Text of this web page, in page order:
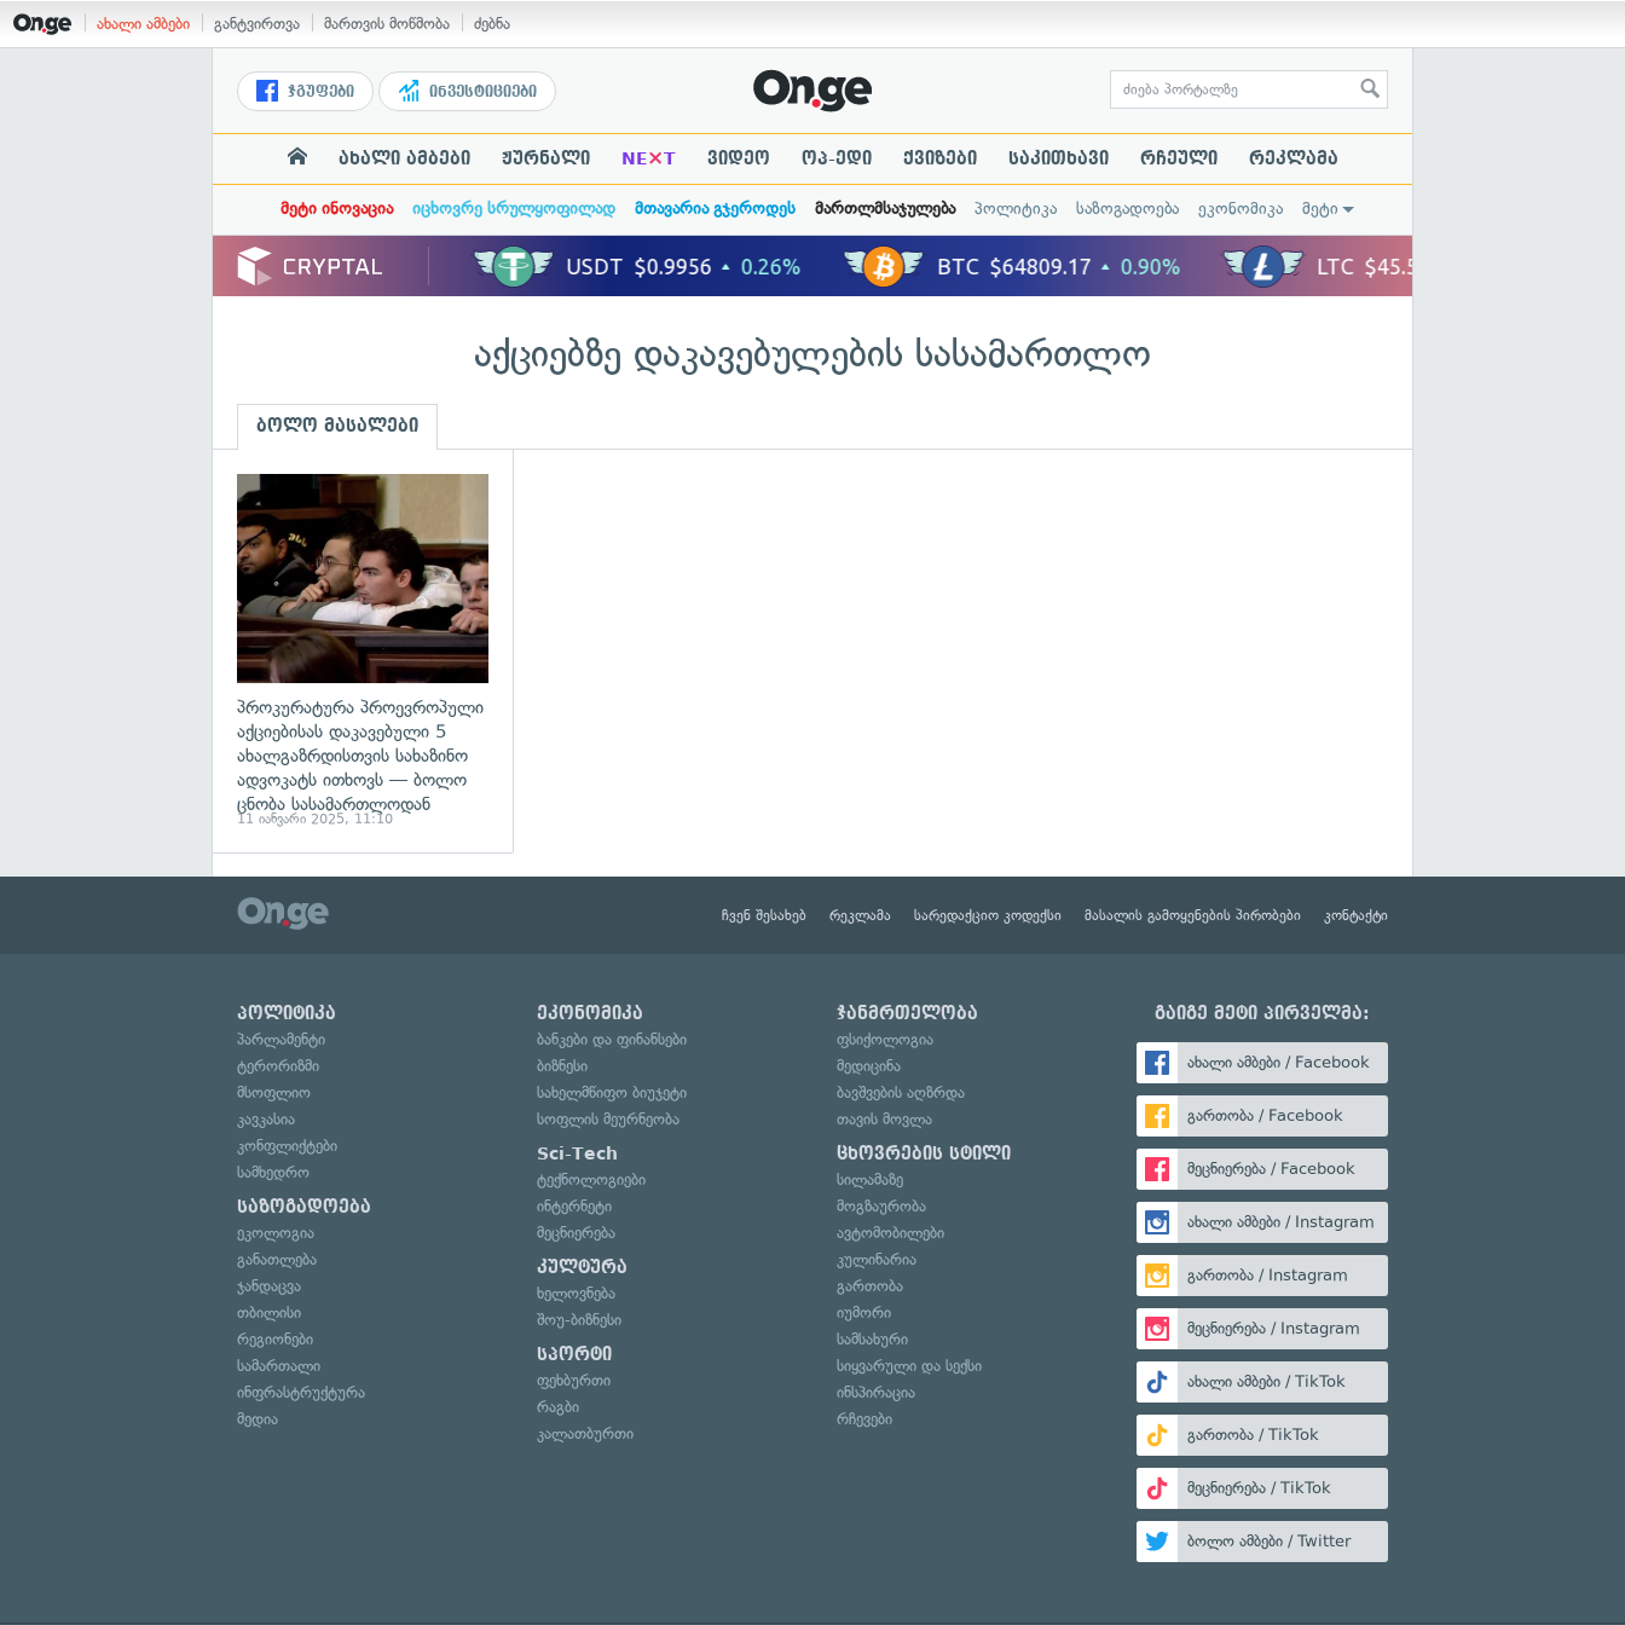
ახალი ამბები განტვირთვა მართვის მოწმობა ძებნა
ჯგუფები ინვესტიციები
ახალი ამბები ჟურნალი NE×T ვიდეო ოპ-ედი ქვიზები საკითხავი რჩეული რეკლამა
მეტი ინოვაცია იცხოვრე სრულყოფილად მთავარია გჯეროდეს მართლმსაჯულება პოლიტიკა საზოგადოება ეკონომიკა მეტი
აქციებზე დაკავებულების სასამართლო
ბოლო მასალები
პროკურატურა პროევროპული
აქციებისას დაკავებული 5
ახალგაზრდისთვის სახაზინო
ადვოკატს ითხოვს — ბოლო
ცნობა სასამართლოდან
11 იანვარი 2025, 11:10
ჩვენ შესახებ რეკლამა სარედაქციო კოდექსი მასალის გამოყენების პირობები კონტაქტი
პოლიტიკა
პარლამენტი
ტერორიზმი
მსოფლიო
კავკასია
კონფლიქტები
სამხედრო
საზოგადოება
ეკოლოგია
განათლება
ჯანდაცვა
თბილისი
რეგიონები
სამართალი
ინფრასტრუქტურა
მედია
ეკონომიკა
ბანკები და ფინანსები
ბიზნესი
სახელმწიფო ბიუჯეტი
სოფლის მეურნეობა
Sci-Tech
ტექნოლოგიები
ინტერნეტი
მეცნიერება
კულტურა
ხელოვნება
შოუ-ბიზნესი
სპორტი
ფეხბურთი
რაგბი
კალათბურთი
ჯანმრთელობა
ფსიქოლოგია
მედიცინა
ბავშვების აღზრდა
თავის მოვლა
ცხოვრების სტილი
სილამაზე
მოგზაურობა
ავტომობილები
კულინარია
გართობა
იუმორი
სამსახური
სიყვარული და სექსი
ინსპირაცია
რჩევები
გაიგე მეტი პირველმა:
ახალი ამბები / Facebook
გართობა / Facebook
მეცნიერება / Facebook
ახალი ამბები / Instagram
გართობა / Instagram
მეცნიერება / Instagram
ახალი ამბები / TikTok
გართობა / TikTok
მეცნიერება / TikTok
ბოლო ამბები / Twitter